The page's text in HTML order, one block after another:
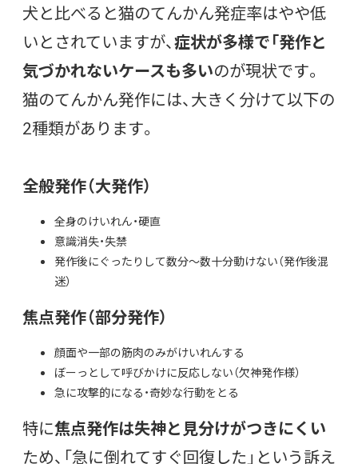
犬と比べると猫のてんかん発症率はやや低
いとされていますが、症状が多様で「発作と
気づかれないケースも多いのが現状です。
猫のてんかん発作には、大きく分けて以下の
2種類があります。
全般発作（大発作）
全身のけいれん・硬直
意識消失・失禁
発作後にぐったりして数分〜数十分動けない（発作後混
迷）
焦点発作（部分発作）
顔面や一部の筋肉のみがけいれんする
ぼーっとして呼びかけに反応しない（欠神発作様）
急に攻撃的になる・奇妙な行動をとる
特に焦点発作は失神と見分けがつきにくい
ため、「急に倒れてすぐ回復した」という訴え